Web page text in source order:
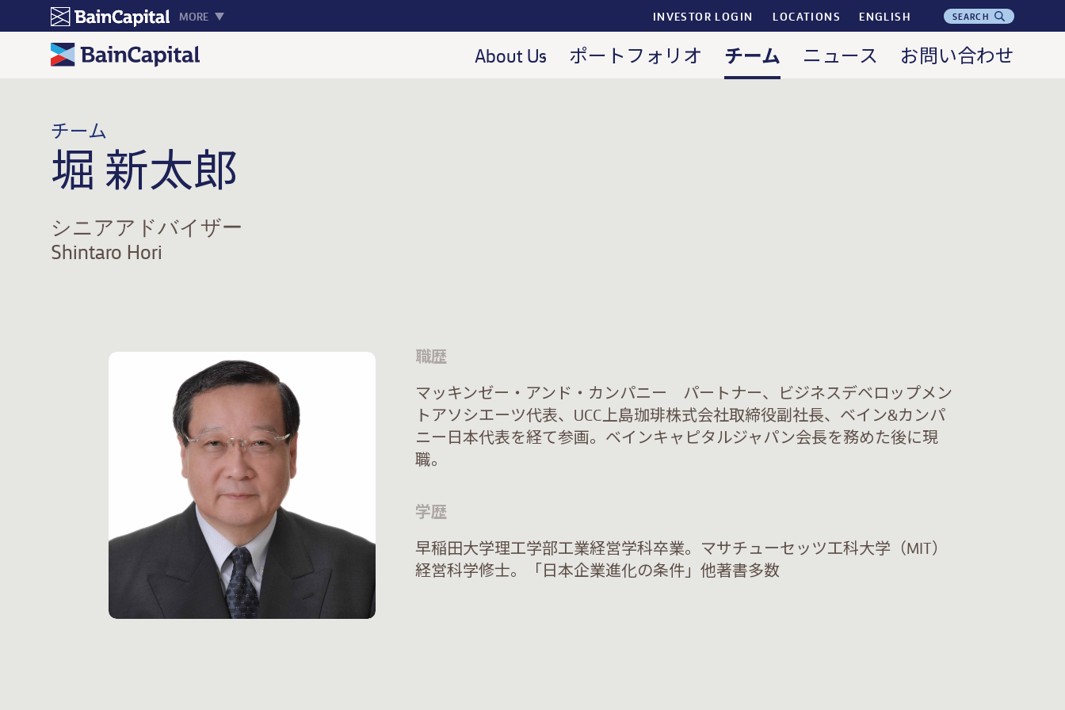
MORE INVESTOR LOGIN LOCATIONS ENGLISH SEARCH
About Us ポートフォリオ チーム ニュース お問い合わせ
チーム
堀 新太郎
シニアアドバイザー
Shintaro Hori
職歴
マッキンゼー・アンド・カンパニー パートナー、ビジネスデベロップメン
トアソシエーツ代表、UCC上島珈琲株式会社取締役副社長、ベイン&カンパ
ニー日本代表を経て参画。ベインキャピタルジャパン会長を務めた後に現
職。
学歴
早稲田大学理工学部工業経営学科卒業。マサチューセッツ工科大学（MIT）
経営科学修士。「日本企業進化の条件」他著書多数